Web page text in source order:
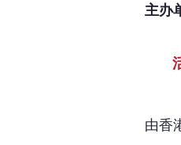
主办
由香